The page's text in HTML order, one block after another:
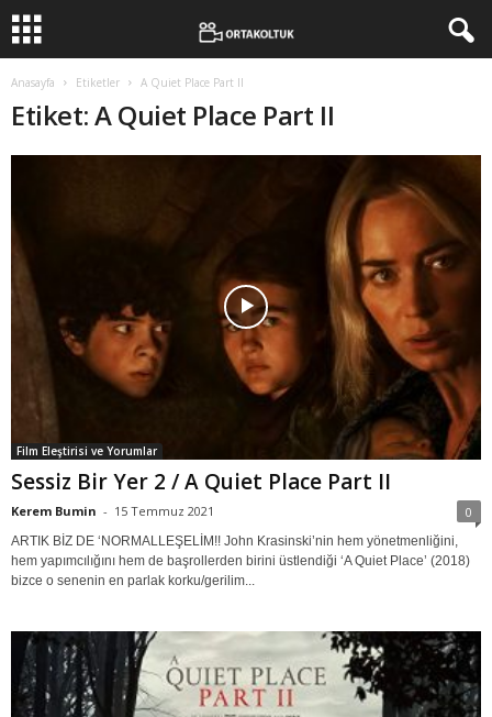
Anasayfa Etiketler A Quiet Place Part II
Etiket: A Quiet Place Part II
Film Eleştirisi ve Yorumlar
Sessiz Bir Yer 2 / A Quiet Place Part II
Kerem Bumin - 15 Temmuz 2021 0
ARTIK BİZ DE ‘NORMALLEŞELİM!! John Krasinski’nin hem yönetmenliğini,
hem yapımcılığını hem de başrollerden birini üstlendiği ‘A Quiet Place’ (2018)
bizce o senenin en parlak korku/gerilim...